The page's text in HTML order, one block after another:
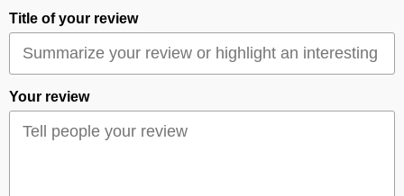
Title of your review
Your review